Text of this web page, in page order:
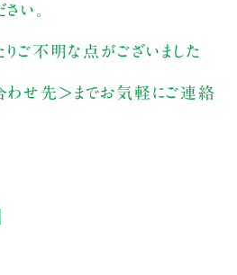
い。
りご不明な点がございました
わせ先＞までお気軽にご連絡